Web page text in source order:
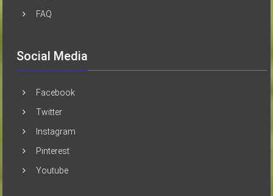
FAQ
Social Media
Facebook
Twitter
Instagram
Pinterest
Youtube